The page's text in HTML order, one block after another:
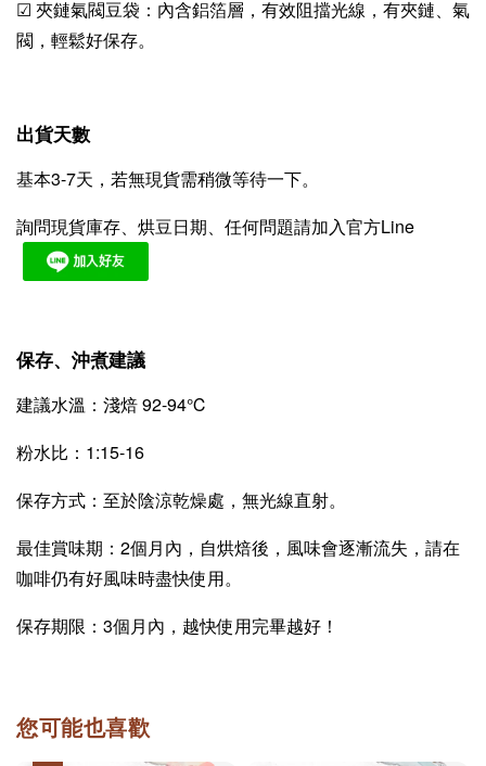
☑ 夾鏈氣閥豆袋：內含鋁箔層，有效阻擋光線，有夾鏈、氣
閥，輕鬆好保存。
出貨天數
基本3-7天，若無現貨需稍微等待一下。
詢問現貨庫存、烘豆日期、任何問題請加入官方Line
保存、沖煮建議
建議水溫：淺焙 92-94℃
粉水比：1:15-16
保存方式：至於陰涼乾燥處，無光線直射。
最佳賞味期：2個月內，自烘焙後，風味會逐漸流失，請在
咖啡仍有好風味時盡快使用。
保存期限：3個月內，越快使用完畢越好！
您可能也喜歡